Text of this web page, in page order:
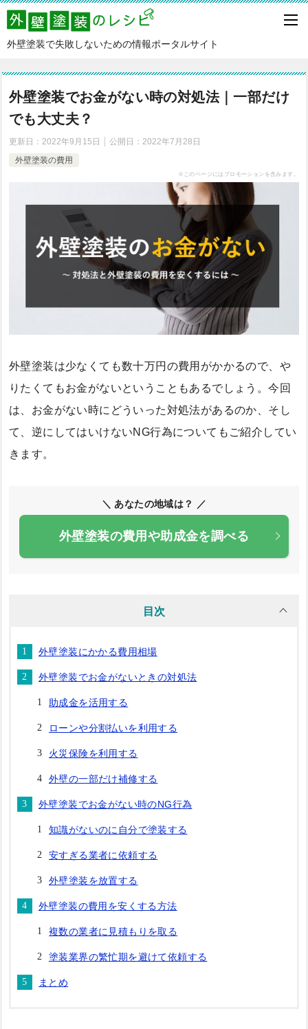
外壁塗装で失敗しないための情報ポータルサイト
外壁塗装でお金がない時の対処法｜一部だけ
でも大丈夫？
更新日： 2022年9月15日 公開日： 2022年7月28日
外壁塗装の費用
※このページにはプロモーションを含みます。
外壁塗装は少なくても数十万円の費用がかかるので、や
りたくてもお金がないということもあるでしょう。今回
は、お金がない時にどういった対処法があるのか、そし
て、逆にしてはいけないNG行為についてもご紹介してい
きます。
＼ あなたの地域は？ ／
外壁塗装の費用や助成金を調べる
目次
外壁塗装にかかる費用相場
外壁塗装でお金がないときの対処法
助成金を活用する
ローンや分割払いを利用する
火災保険を利用する
外壁の一部だけ補修する
外壁塗装でお金がない時のNG行為
知識がないのに自分で塗装する
安すぎる業者に依頼する
外壁塗装を放置する
外壁塗装の費用を安くする方法
複数の業者に見積もりを取る
塗装業界の繁忙期を避けて依頼する
まとめ